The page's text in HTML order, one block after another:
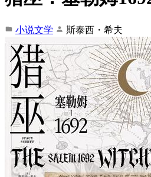
小说文学 斯泰西・希夫